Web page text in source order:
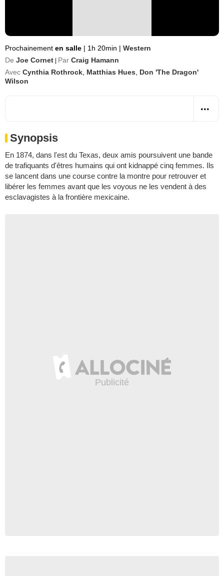
Prochainement en salle | 1h 20min | Western
De Joe Cornet Par Craig Hamann
Avec Cynthia Rothrock Matthias Hues
Don 'The Dragon'
Wilson
Synopsis
En 1874, dans l'est du Texas, deux amis poursuivent une bande
de trafiquants d'êtres humains qui ont kidnappé cinq femmes. Ils
se lancent dans une course contre la montre pour retrouver et
libérer les femmes avant que les voyous ne les vendent à des
esclavagistes à la frontière mexicaine.